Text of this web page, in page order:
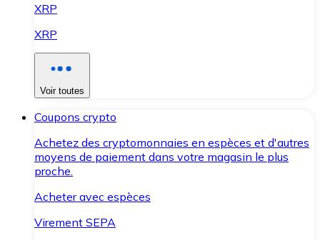
XRP
XRP
Voir toutes
Coupons crypto
Achetez des cryptomonnaies en espèces et d'autres
moyens de paiement dans votre magasin le plus
proche.
Acheter avec espèces
Virement SEPA